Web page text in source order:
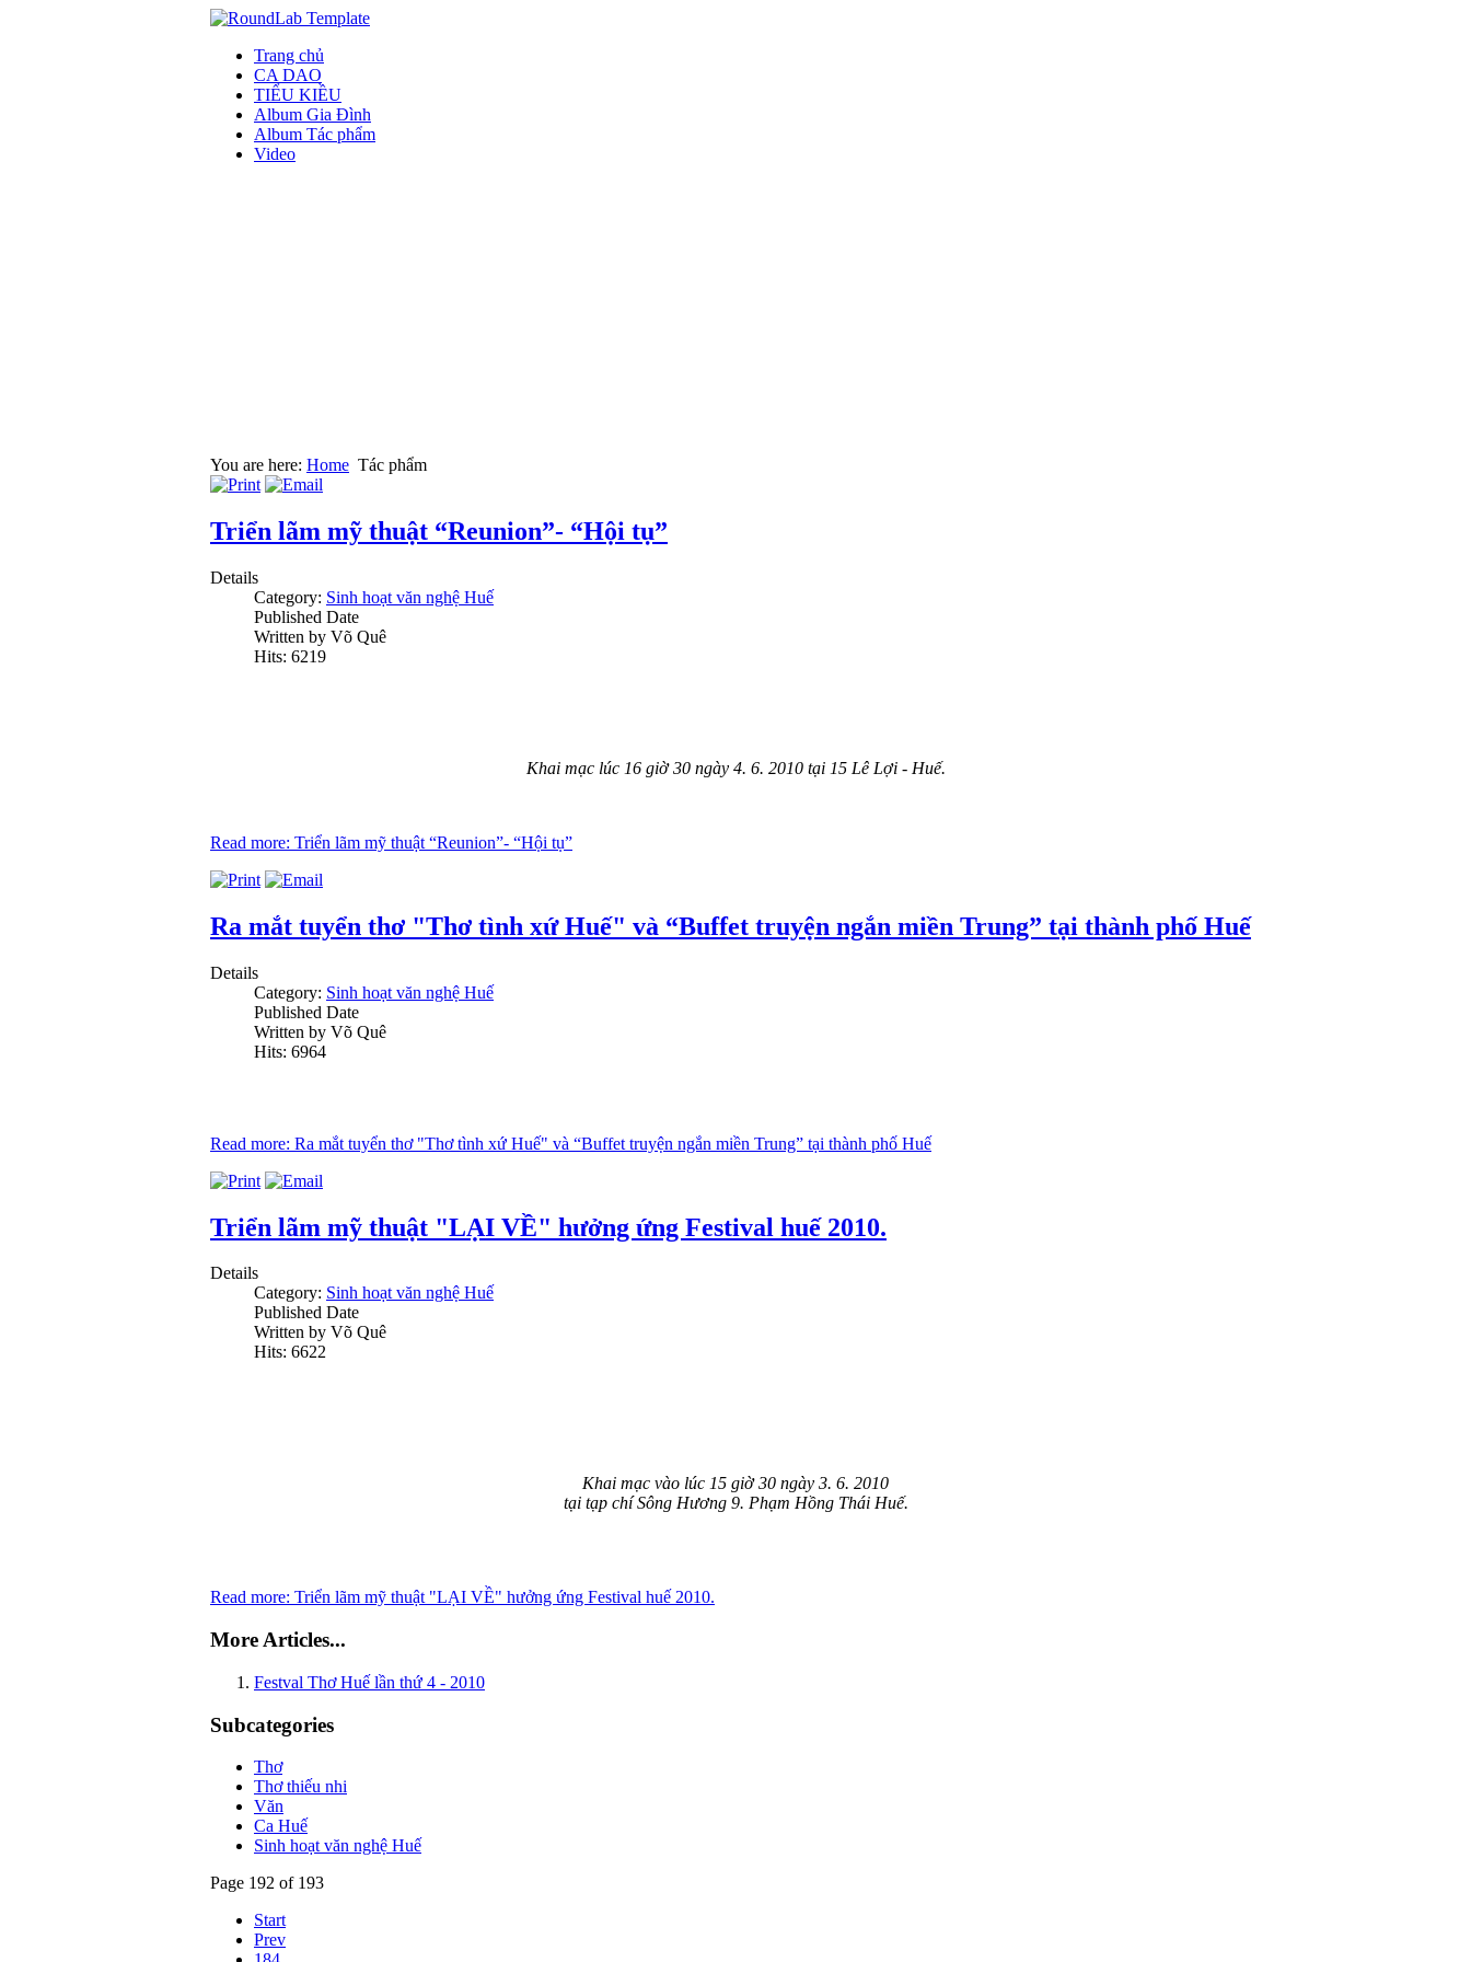
Trang chủ
CA DAO
TIỂU KIỀU
Album Gia Đình
Album Tác phẩm
Video
You are here: Home Tác phẩm
Triển lãm mỹ thuật “Reunion”- “Hội tụ”
Details
Category: Sinh hoạt văn nghệ Huế
Published Date
Written by Võ Quê
Hits: 6219
Khai mạc lúc 16 giờ 30 ngày 4. 6. 2010 tại 15 Lê Lợi - Huế.
Read more: Triển lãm mỹ thuật “Reunion”- “Hội tụ”
Ra mắt tuyển thơ "Thơ tình xứ Huế" và “Buffet truyện ngắn miền Trung” tại thành phố Huế
Details
Category: Sinh hoạt văn nghệ Huế
Published Date
Written by Võ Quê
Hits: 6964
Read more: Ra mắt tuyển thơ "Thơ tình xứ Huế" và “Buffet truyện ngắn miền Trung” tại thành phố Huế
Triển lãm mỹ thuật "LẠI VỀ" hưởng ứng Festival huế 2010.
Details
Category: Sinh hoạt văn nghệ Huế
Published Date
Written by Võ Quê
Hits: 6622
Khai mạc vào lúc 15 giờ 30 ngày 3. 6. 2010
tại tạp chí Sông Hương 9. Phạm Hồng Thái Huế.
Read more: Triển lãm mỹ thuật "LẠI VỀ" hưởng ứng Festival huế 2010.
More Articles...
Festval Thơ Huế lần thứ 4 - 2010
Subcategories
Thơ
Thơ thiếu nhi
Văn
Ca Huế
Sinh hoạt văn nghệ Huế
Page 192 of 193
Start
Prev